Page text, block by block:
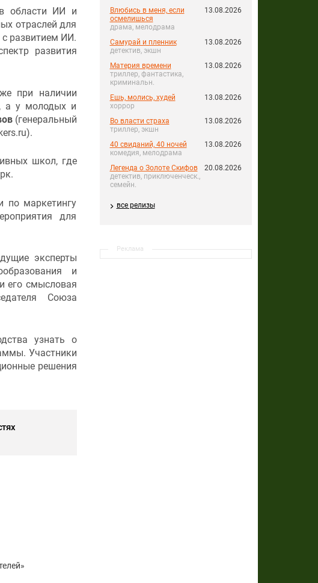
Влюбись в меня, если
осмелишься
драма, мелодрама
13.08.2026
Самурай и пленник
детектив, экшн
13.08.2026
Материя времени
триллер, фантастика,
криминальн.
13.08.2026
Ешь, молись, худей
хоррор
13.08.2026
Во власти страха
триллер, экшн
13.08.2026
40 свиданий, 40 ночей
комедия, мелодрама
13.08.2026
Легенда о Золоте Скифов
детектив, приключенческ.,
семейн.
20.08.2026
все релизы
Реклама
области ИИ и
отраслей для
развитием ИИ.
развития
при наличии
а у молодых и
(генеральный
школ, где
по маркетингу
для
эксперты
и
его смысловая
Союза
узнать о
Участники
решения